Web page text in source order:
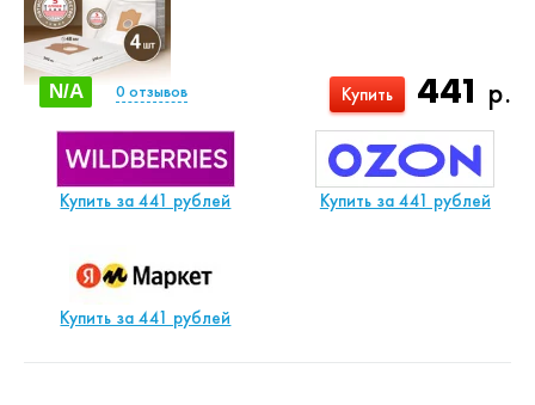
441 р.
Купить
N/A 0 отзывов
Купить за 441 рублей Купить за 441 рублей
Купить за 441 рублей